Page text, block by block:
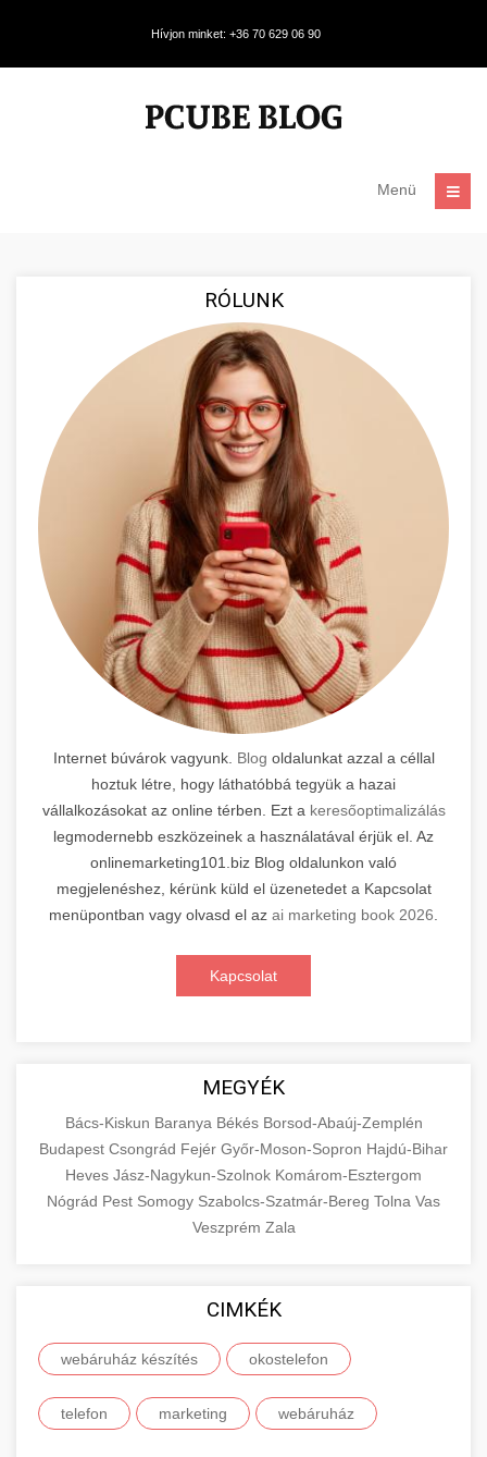
Hívjon minket: +36 70 629 06 90
Menü
RÓLUNK
Internet búvárok vagyunk. Blog oldalunkat azzal a céllal
hoztuk létre, hogy láthatóbbá tegyük a hazai
vállalkozásokat az online térben. Ezt a keresőoptimalizálás
legmodernebb eszközeinek a használatával érjük el. Az
onlinemarketing101.biz Blog oldalunkon való
megjelenéshez, kérünk küld el üzenetedet a Kapcsolat
menüpontban vagy olvasd el az ai marketing book 2026
Kapcsolat
MEGYÉK
Bács-Kiskun Baranya Békés Borsod-Abaúj-Zemplén
Budapest Csongrád Fejér Győr-Moson-Sopron Hajdú-Bihar
Heves Jász-Nagykun-Szolnok Komárom-Esztergom
Nógrád Pest Somogy Szabolcs-Szatmár-Bereg Tolna Vas
Veszprém Zala
CIMKÉK
webáruház készítés okostelefon
telefon marketing webáruház